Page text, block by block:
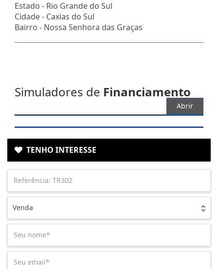
Estado - Rio Grande do Sul
Cidade - Caxias do Sul
Bairro - Nossa Senhora das Graças
Simuladores de Financiamento
Abrir
TENHO INTERESSE
Venda